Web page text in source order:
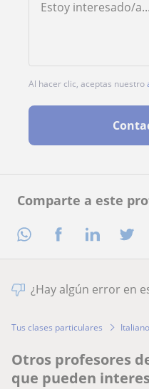
Comparte a este
Al hacer clic, aceptas nuestro
¿Hay algún error en
Tus clases particulares Italiano
Otros profesores
que pueden